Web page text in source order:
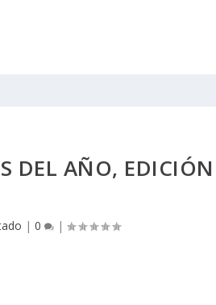
DEL AÑO, EDICIÓN
| 0 |